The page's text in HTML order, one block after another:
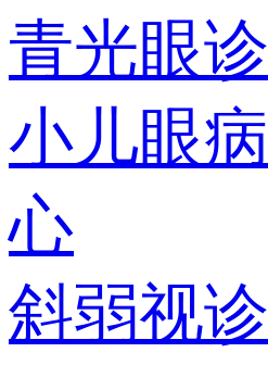
青光眼
小儿眼
心
斜弱视